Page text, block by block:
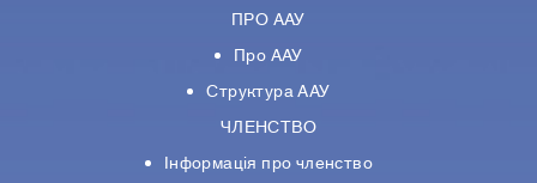
ПРО ААУ
Про ААУ
Структура ААУ
ЧЛЕНСТВО
Інформація про членство